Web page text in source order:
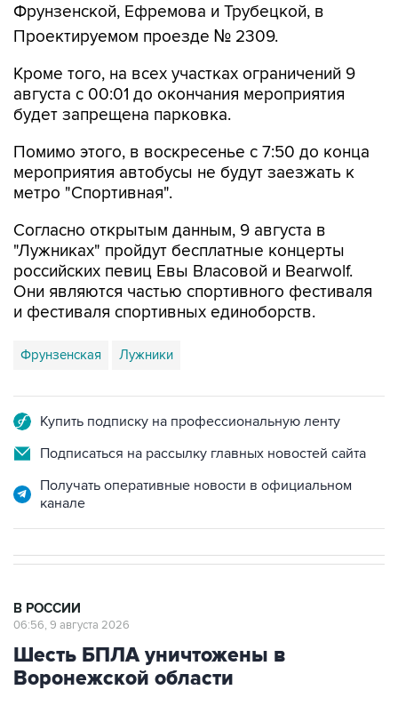
Фрунзенской, Ефремова и Трубецкой, в
Проектируемом проезде № 2309.
Кроме того, на всех участках ограничений 9
августа с 00:01 до окончания мероприятия
будет запрещена парковка.
Помимо этого, в воскресенье с 7:50 до конца
мероприятия автобусы не будут заезжать к
метро "Спортивная".
Согласно открытым данным, 9 августа в
"Лужниках" пройдут бесплатные концерты
российских певиц Евы Власовой и Bearwolf.
Они являются частью спортивного фестиваля
и фестиваля спортивных единоборств.
Фрунзенская Лужники
Купить подписку на профессиональную ленту
Подписаться на рассылку главных новостей сайта
Получать оперативные новости в официальном
канале
В РОССИИ
06:56, 9 августа 2026
Шесть БПЛА уничтожены в
Воронежской области